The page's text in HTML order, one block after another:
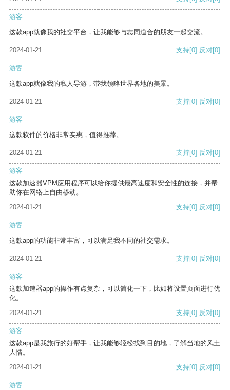
游客
这款app就像我的社交平台，让我能够与志同道合的朋友一起交流。
2024-01-21 支持[0] 反对[0]
游客
这款app就像我的私人导游，带我领略世界各地的美景。
2024-01-21 支持[0] 反对[0]
游客
这款软件的价格非常实惠，值得推荐。
2024-01-21 支持[0] 反对[0]
游客
这款加速器VPM应用程序可以给你提供最高速度和安全性的连接，并帮
助你在网络上自由移动。
2024-01-21
支持[0] 反对[0]
游客
这款app的功能非常丰富，可以满足我不同的社交需求。
2024-01-21 支持[0] 反对[0]
游客
这款加速器app的操作有点复杂，可以简化一下，比如将设置页面进行优
化。
2024-01-21
支持[0] 反对[0]
游客
这款app是我旅行的好帮手，让我能够轻松找到目的地，了解当地的风土
人情。
2024-01-21
支持[0] 反对[0]
游客